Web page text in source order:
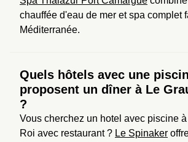
chauffée d'eau de mer et spa complet
Méditerranée.
Quels hôtels avec une
proposent un dîner à Le
?
Vous cherchez un hotel avec piscine
Roi avec restaurant ? Le Spinaker